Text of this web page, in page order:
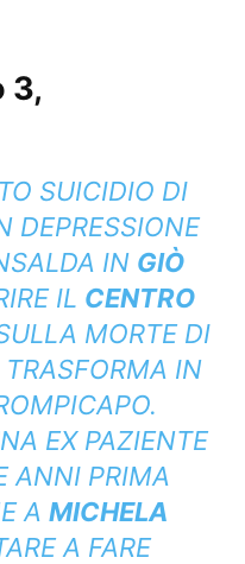
3,
SUICIDIO DI
DEPRESSIONE
IN GIÒ
IL CENTRO
MORTE DI
IN
EX PAZIENTE
ANNI PRIMA
A MICHELA
A FARE